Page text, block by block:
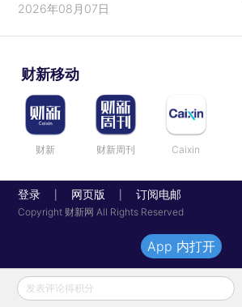
2026年08月07日
财新移动
财新 财新周刊 Caixin
登录 网页版 订阅电邮
Copyright 财新网 All Rights Reserved
发表评论得积分
App 内打开